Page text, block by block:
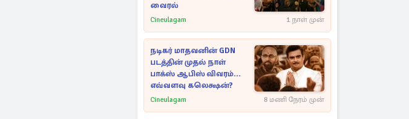
வைரல்
Cineulagam 1 நாள் முன்
நடிகர் மாதவனின் GDN
படத்தின் முதல் நாள்
பாக்ஸ் ஆபிஸ் விவரம்...
எவ்வளவு கலெக்ஷன்?
Cineulagam 8 மணி நேரம் முன்